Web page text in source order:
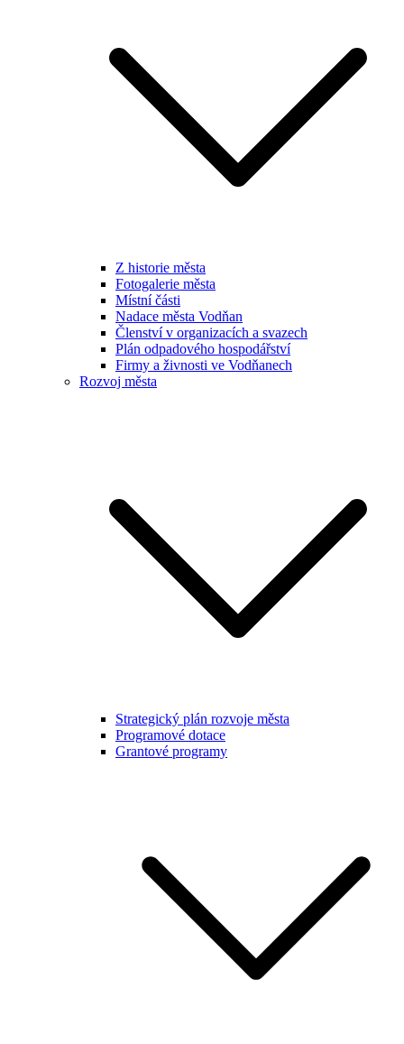
Z historie města
Fotogalerie města
Místní části
Nadace města Vodňan
Členství v organizacích a svazech
Plán odpadového hospodářství
Firmy a živnosti ve Vodňanech
Rozvoj města
Strategický plán rozvoje města
Programové dotace
Grantové programy